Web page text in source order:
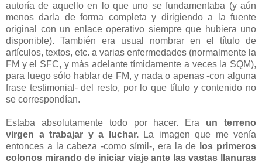
autoría de aquello en lo que uno se fundamentaba (y aún
menos darla de forma completa y dirigiendo a la fuente
original con un enlace operativo siempre que hubiera uno
disponible). También era usual nombrar en el título de
artículos, textos, etc. a varias enfermedades (normalmente la
FM y el SFC, y más adelante tímidamente a veces la SQM),
para luego sólo hablar de FM, y nada o apenas -con alguna
frase testimonial- del resto, por lo que título y contenido no
se correspondían.
Estaba absolutamente todo por hacer. Era un terreno
virgen a trabajar y a luchar.La imagen que me venía
entonces a la cabeza -como símil-, era la de los primeros
colonos mirando de iniciar viaje ante las vastas llanuras